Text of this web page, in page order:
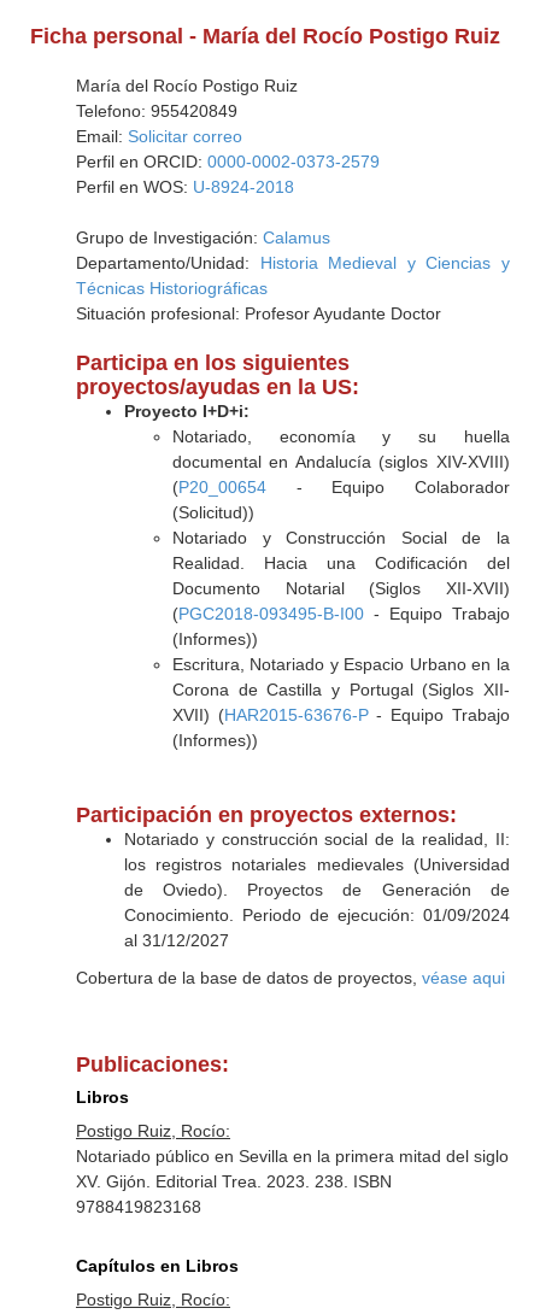
Ficha personal - María del Rocío Postigo Ruiz
María del Rocío Postigo Ruiz
Telefono: 955420849
Email: Solicitar correo
Perfil en ORCID: 0000-0002-0373-2579
Perfil en WOS: U-8924-2018
Grupo de Investigación: Calamus
Departamento/Unidad: Historia Medieval y Ciencias y
Técnicas Historiográficas
Situación profesional: Profesor Ayudante Doctor
Participa en los siguientes
proyectos/ayudas en la US:
Proyecto I+D+i:
Notariado, economía y su huella
documental en Andalucía (siglos XIV-XVIII)
(P20_00654- Equipo Colaborador
(Solicitud))
Notariado y Construcción Social de la
Realidad. Hacia una Codificación del
Documento Notarial (Siglos XII-XVII)
(PGC2018-093495-B-I00- Equipo Trabajo
(Informes))
Escritura, Notariado y Espacio Urbano en la
Corona de Castilla y Portugal (Siglos XII-
XVII) (HAR2015-63676-P- Equipo Trabajo
(Informes))
Participación en proyectos externos:
Notariado y construcción social de la realidad, II:
los registros notariales medievales (Universidad
de Oviedo). Proyectos de Generación de
Conocimiento. Periodo de ejecución: 01/09/2024
al 31/12/2027
Cobertura de la base de datos de proyectos, véase aqui
Publicaciones:
Libros
Postigo Ruiz, Rocío:
Notariado público en Sevilla en la primera mitad del siglo
XV. Gijón. Editorial Trea. 2023. 238. ISBN
9788419823168
Capítulos en Libros
Postigo Ruiz, Rocío: